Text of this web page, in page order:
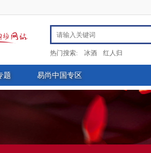
热门搜索: 冰酒 红人归
题 易尚中国专区